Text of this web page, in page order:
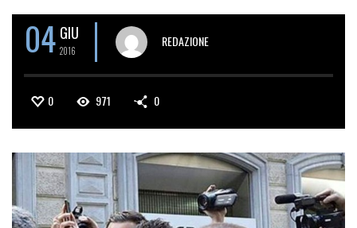
04 GIU
2016
REDAZIONE
0 971 0